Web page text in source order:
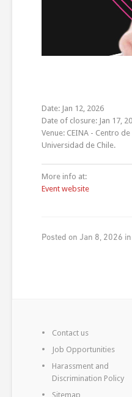
Date: Jan 12, 2026
Date of closure: Jan 17,
Venue: CEINA - Centro
Universidad de Chile.
More info at:
Event website
Posted on Jan 8, 2026 in
Contact us
Job Opportunities
Harassment and
Discrimination Policy
Sitemap